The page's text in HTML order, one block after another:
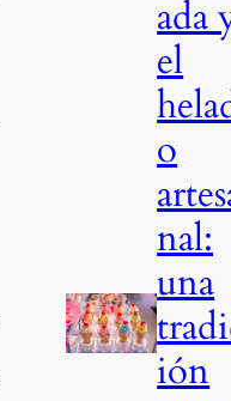
ada
el
o
nal:
una
ión